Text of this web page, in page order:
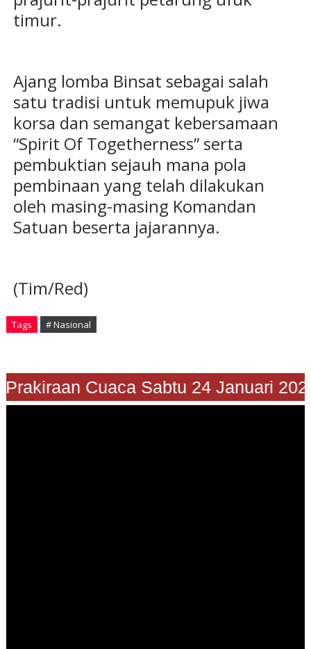
timur.
Ajang lomba Binsat sebagai salah
satu tradisi untuk memupuk jiwa
korsa dan semangat kebersamaan
“Spirit Of Togetherness” serta
pembuktian sejauh mana pola
pembinaan yang telah dilakukan
oleh masing-masing Komandan
Satuan beserta jajarannya.
(Tim/Red)
Tags # Nasional
Cuaca Sabtu 24 Januari